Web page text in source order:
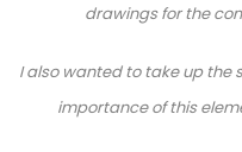
drawings for the
I also wanted to take up the
importance of this